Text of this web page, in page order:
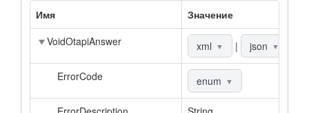
Имя Значение
VoidOtapiAnswer
xml ▼ | json ▼
ErrorCode enum ▼